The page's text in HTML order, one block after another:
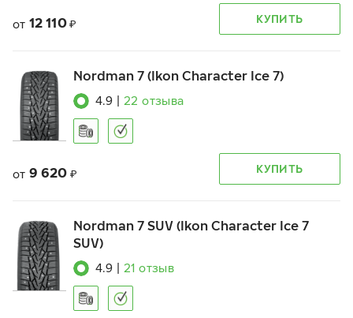
от 12 110 ₽ КУПИТЬ
Nordman 7 (Ikon Character Ice 7)
4.9 22 отзыва
от 9 620 ₽ КУПИТЬ
Nordman 7 SUV (Ikon Character Ice 7
SUV)
4.9 21 отзыв